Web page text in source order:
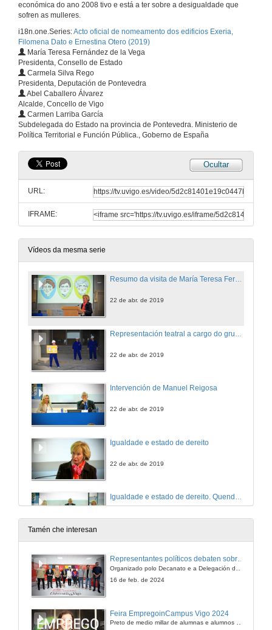
económica do ano 2008 tivo e está a ter sobre a desigualdade que
sofren as mulleres.
i18n.one.Series:Acto oficial de nomeamento dos edificios Exeria,
Filomena Dato e Ernestina Otero (2019)
María Teresa Fernández de la Vega
Presidenta, Consello de Estado
Carmela Silva Rego
Presidenta, Deputación de Pontevedra
Abel Caballero Álvarez
Alcalde, Concello de Vigo
Carmen Larriba García
Subdelegada do Estado na provincia de Pontevedra. Ministerio de
Política Territorial e Función Pública., Goberno de España
Ocultar
URL:
IFRAME:
Vídeos da mesma serie
Resumo da visita de María Teresa Fernández de la Vega
22 de abr. de 2019
22 de abr. de 2019
Intervención de Manuel Reigosa
22 de abr. de 2019
Igualdade e estado de dereito
22 de abr. de 2019
Igualdade e estado de dereito. Quenda de cuestións
22 de abr. de 2019
Tamén che interesan
Representantes políticos debaten sobre educación e xuventude no campus de Pontevedra
16 de feb. de 2024
Feira EmpregoinCampus Vigo 2024
Preto de medio millar de alumnas e alumnos buscan coñecer máis de preto as oportunidades que lles achegan as arredor de medio cento de empresas que participan na edición viguesa da feira. Xunto coa visita aos stands, durante a feria desenvólvense varias actividades complementarias, como obradoiros, conversas, mesas redondas ou o pasaporte de empregabilidade, un espazo no que poderán recibir asesoramento sobre o seu CV.